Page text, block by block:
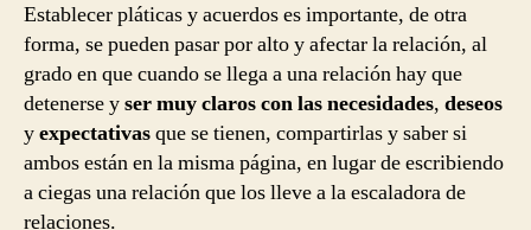
Establecer pláticas y acuerdos es importante, de otra
forma, se pueden pasar por alto y afectar la relación, al
grado en que cuando se llega a una relación hay que
detenerse yser muy claros con las necesidades, deseos
yexpectativasque se tienen, compartirlas y saber si
ambos están en la misma página, en lugar de escribiendo
a ciegas una relación que los lleve a la escaladora de
relaciones.